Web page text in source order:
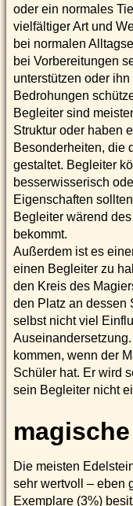
oder ein normales
vielfältiger Art und
bei normalen
bei Vorbereitungen
unterstützen oder
Bedrohungen
Begleiter sind
Struktur oder haben
Besonderheiten, die
gestaltet. Begleiter
besserwisserisch
Eigenschaften
Begleiter wärend
bekommt.
Außerdem ist es
einen Begleiter zu
den Kreis des
den Platz an dessen
selbst nicht viel
kommen, wenn der
Schüler hat. Er wird
sein Begleiter nicht
Die meisten
sehr wertvoll – eben
Exemplare (3%)